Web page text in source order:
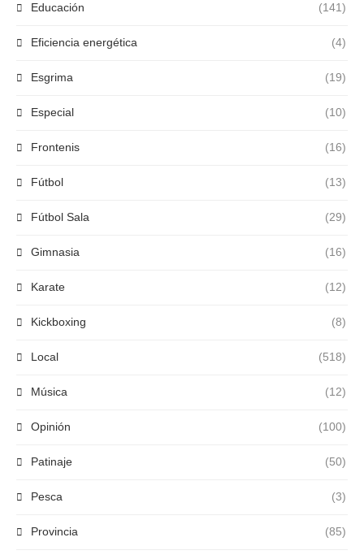
Educación (141)
Eficiencia energética (4)
Esgrima (19)
Especial (10)
Frontenis (16)
Fútbol (13)
Fútbol Sala (29)
Gimnasia (16)
Karate (12)
Kickboxing (8)
Local (518)
Música (12)
Opinión (100)
Patinaje (50)
Pesca (3)
Provincia (85)